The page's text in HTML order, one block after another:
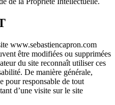
www.sebastiencapron.com
être modifiées ou supprimées
du site reconnaît utiliser ces
De manière générale,
pour responsable de tout
d’une visite sur le site